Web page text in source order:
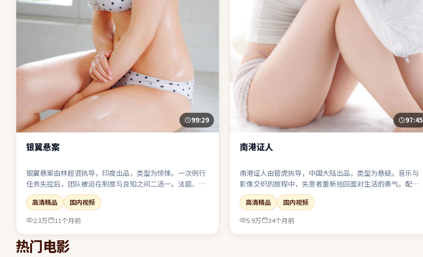
99:29
银翼悬案
银翼悬案由林超贤执导，印度出品，类型为惊悚。一次例行
任务失控后，团队被迫在制度与良知之间二选一。法庭、谈
判或对峙戏密集，台词信息量大且经得起反复琢磨。结尾收
束有力，余味可在离场后继续发酵一段时间。
高清精品
国内视频
2.3万
11个月前
97:45
南港证人
南港证人由管虎执导，中国大陆出品，类型为悬疑。音乐与
影像交织的旅程中，失意者重新拾回面对生活的勇气。配乐
克制，环境声与沉默段落被当作重要的“台词”来使用。整
体完成度高，适合喜欢强情节与人物弧光的观众。
高清精品
国内视频
5.9万
34个月前
热门电影